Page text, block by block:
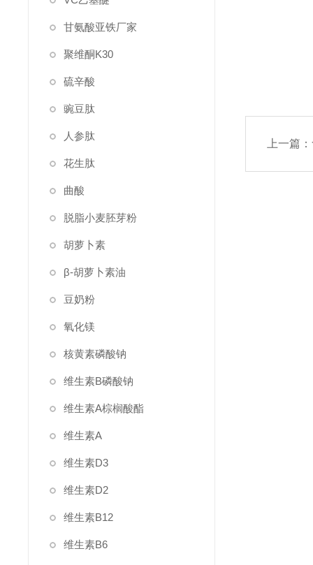
甘氨酸亚铁厂家
聚维酮K30
硫辛酸
豌豆肽
人参肽
花生肽
曲酸
脱脂小麦胚芽粉
胡萝卜素
β-胡萝卜素油
豆奶粉
氧化镁
核黄素磷酸钠
维生素B磷酸钠
维生素A棕榈酸酯
维生素A
维生素D3
维生素D2
维生素B12
维生素B6
上一篇：